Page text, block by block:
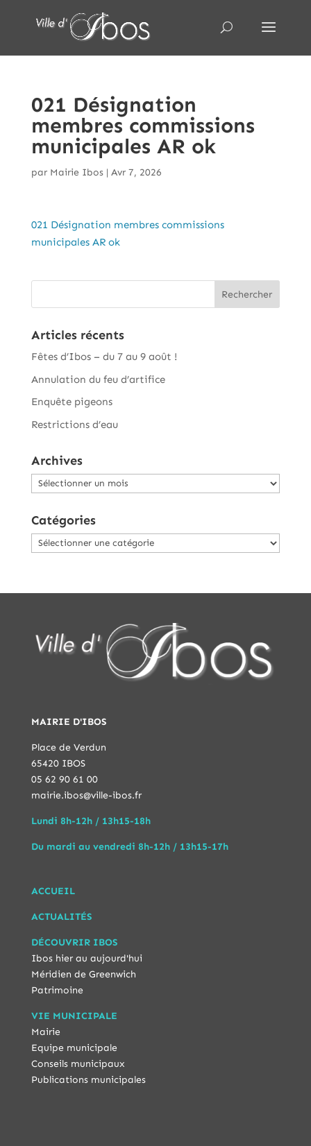
021 Désignation
membres commissions
municipales AR ok
par Mairie Ibos| Avr 7, 2026
021 Désignation membres commissions
municipales AR ok
Articles récents
Fêtes d’Ibos – du 7 au 9 août !
Annulation du feu d’artifice
Enquête pigeons
Restrictions d’eau
Archives
Archives
Catégories
Catégories
MAIRIE D'IBOS
Place de Verdun
65420 IBOS
05 62 90 61 00
mairie.ibos@ville-ibos.fr
Lundi 8h-12h / 13h15-18h
Du mardi au vendredi 8h-12h / 13h15-17h
ACCUEIL
ACTUALITÉS
DÉCOUVRIR IBOS
Ibos hier au aujourd'hui
Méridien de Greenwich
Patrimoine
VIE MUNICIPALE
Mairie
Equipe municipale
Conseils municipaux
Publications municipales